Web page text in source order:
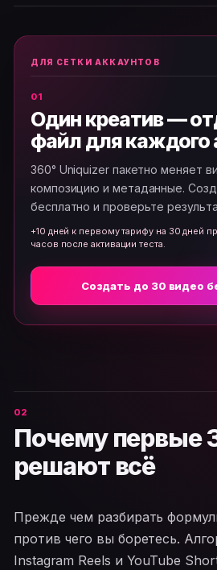
ДЛЯ СЕТКИ АККАУНТОВ
Один креатив —
файл для каждого
360° Uniquizer пакетно меняет
композицию и метаданные.
бесплатно и проверьте
+10 дней к первому тарифу на 30 дней
часов после активации теста.
Создать до 30 видео
Почему первые
решают всё
Прежде чем разбирать
против чего вы боретесь.
Instagram Reels и YouTube